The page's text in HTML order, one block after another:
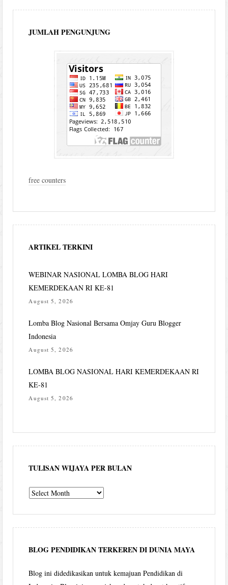
JUMLAH PENGUNJUNG
free counters
ARTIKEL TERKINI
WEBINAR NASIONAL LOMBA BLOG HARI
KEMERDEKAAN RI KE-81
August 5, 2026
Lomba Blog Nasional Bersama Omjay Guru Blogger
Indonesia
August 5, 2026
LOMBA BLOG NASIONAL HARI KEMERDEKAAN RI
KE-81
August 5, 2026
TULISAN WIJAYA PER BULAN
Tulisan
per
bulan
BLOG PENDIDIKAN TERKEREN DI DUNIA MAYA
Blog ini didedikasikan untuk kemajuan Pendidikan di